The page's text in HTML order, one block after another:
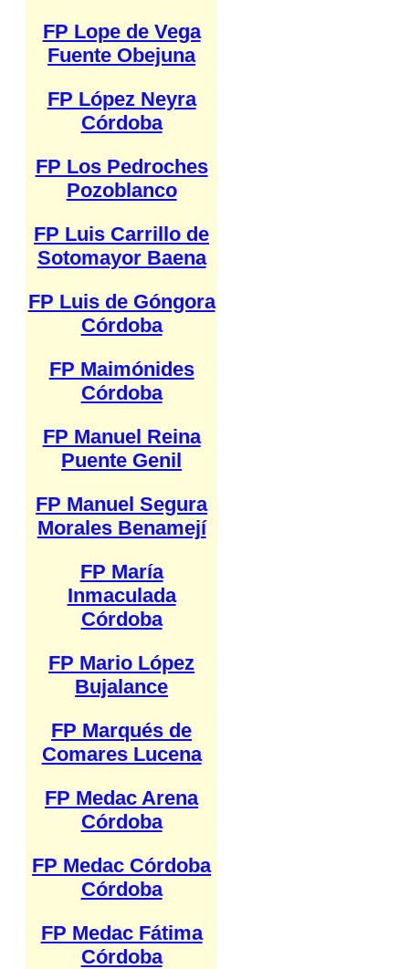
FP Lope de Vega
Fuente Obejuna
FP López Neyra
Córdoba
FP Los Pedroches
Pozoblanco
FP Luis Carrillo de
Sotomayor Baena
FP Luis de Góngora
Córdoba
FP Maimónides
Córdoba
FP Manuel Reina
Puente Genil
FP Manuel Segura
Morales Benamejí
FP María
Inmaculada
Córdoba
FP Mario López
Bujalance
FP Marqués de
Comares Lucena
FP Medac Arena
Córdoba
FP Medac Córdoba
Córdoba
FP Medac Fátima
Córdoba